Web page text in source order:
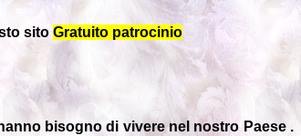
sito Gratuito patrocinio
bisogno di vivere nel nostro Paese .